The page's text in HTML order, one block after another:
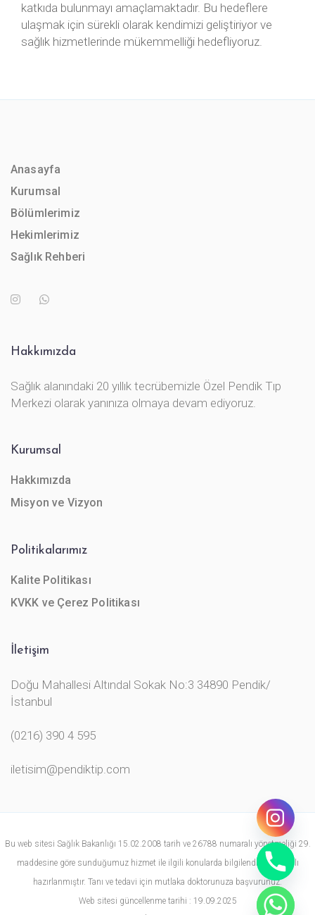
katkıda bulunmayı amaçlamaktadır. Bu hedeflere
ulaşmak için sürekli olarak kendimizi geliştiriyor ve
sağlık hizmetlerinde mükemmelliği hedefliyoruz.
Anasayfa
Kurumsal
Bölümlerimiz
Hekimlerimiz
Sağlık Rehberi
Hakkımızda
Sağlık alanındaki 20 yıllık tecrübemizle Özel Pendik Tıp
Merkezi olarak yanınıza olmaya devam ediyoruz.
Kurumsal
Hakkımızda
Misyon ve Vizyon
Politikalarımız
Kalite Politikası
KVKK ve Çerez Politikası
İletişim
Doğu Mahallesi Altındal Sokak No:3 34890 Pendik/
İstanbul
(0216) 390 4 595
iletisim@pendiktip.com
Bu web sitesi Sağlık Bakanlığı 15.02.2008 tarih ve 26788 numaralı yönetmeliği 29.
maddesine göre sunduğumuz hizmet ile ilgili konularda bilgilendirme amaçlı
hazırlanmıştır. Tanı ve tedavi için mutlaka doktorunuza başvurunuz.
Web sitesi güncellenme tarihi : 19.09.2025
chaty